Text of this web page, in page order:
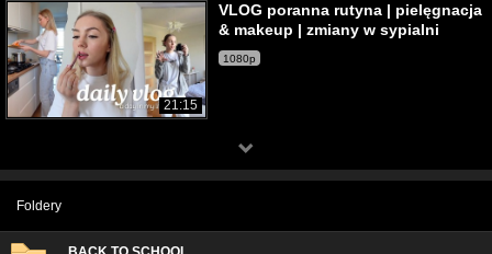
21:15
VLOG poranna rutyna | pielęgnacja
& makeup | zmiany w sypialni
1080p
Foldery